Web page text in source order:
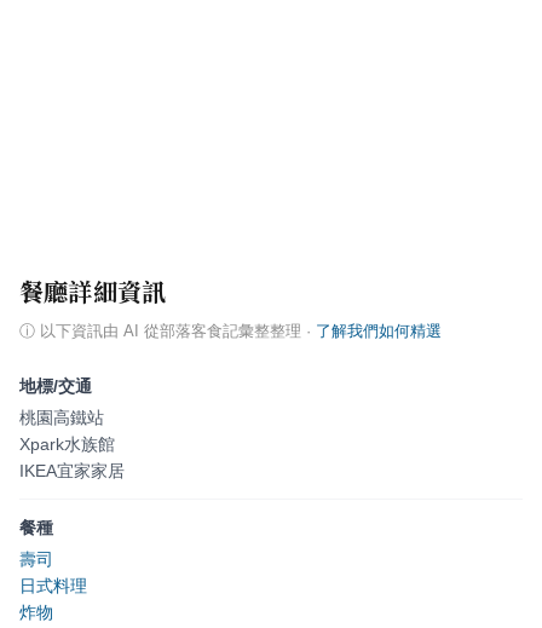
餐廳詳細資訊
ⓘ 以下資訊由 AI 從部落客食記彙整整理 · 了解我們如何精選
地標/交通
桃園高鐵站
Xpark水族館
IKEA宜家家居
餐種
壽司
日式料理
炸物